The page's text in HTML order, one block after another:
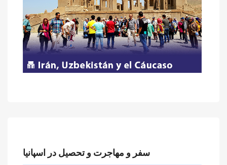
سفر و مهاجرت و تحصیل در اسپانیا